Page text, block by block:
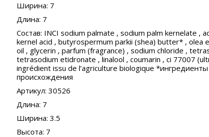
Ширина: 7
Длина: 7
Состав: INCI sodium palmate , sodium palm kernelate ,
kernel acid , butyrospermum parkii (shea) butter* , olea
oil , glycerin , parfum (fragrance) , sodium chloride ,
tetrasodium etidronate , linalool , coumarin , ci 77007
ingrédient issu de l’agriculture biologique *ингредиенты
происхождения
Артикул: 30526
Длина: 7
Ширина: 3.5
Высота: 7